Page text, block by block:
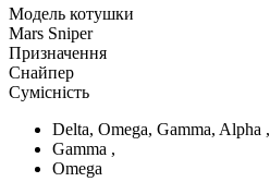
Модель котушки
Mars Sniper
Призначення
Снайпер
Сумісність
Delta, Omega, Gamma, Alpha ,
Gamma ,
Omega